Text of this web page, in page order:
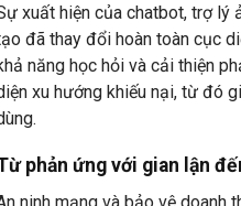
xuất hiện của chatbot, trợ lý
đã thay đổi hoàn toàn cục
năng học hỏi và cải thiện
xu hướng khiếu nại, từ đó
phản ứng với gian lận